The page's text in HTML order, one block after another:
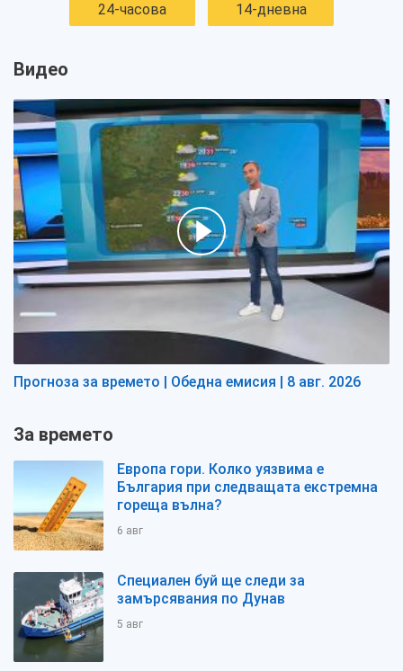
24-часова 14-дневна
Видео
Прогноза за времето | Обедна емисия | 8 авг. 2026
За времето
Европа гори. Колко уязвима е
България при следващата екстремна
гореща вълна?
6 авг
Специален буй ще следи за
замърсявания по Дунав
5 авг